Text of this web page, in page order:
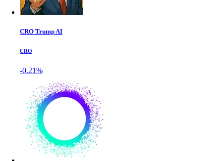
CRO Trump AI
CRO
-0.21%